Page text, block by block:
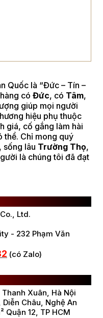
Quốc là “Đức – Tín –
có Đức, có Tâm,
giúp mọi người
hiệu phụ thuộc
giá, cố gắng làm hài
thể. Chỉ mong quý
sống lâu Trường Thọ,
là chúng tôi đã đạt
Ltd.
- 232 Phạm Văn
(có Zalo)
Xuân, Hà Nội
Châu, Nghệ An
Quận 12, TP HCM